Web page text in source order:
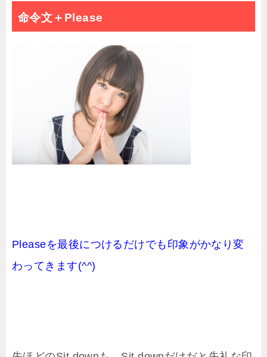
命令文＋Please
Pleaseを最後につけるだけでも印象がかなり変
わってきます(^^)